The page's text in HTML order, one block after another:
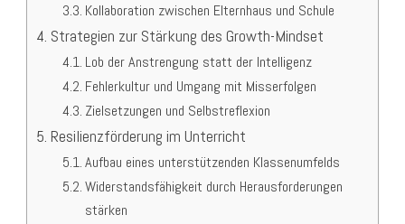
Kollaboration zwischen Elternhaus und Schule
Strategien zur Stärkung des Growth-Mindset
Lob der Anstrengung statt der Intelligenz
Fehlerkultur und Umgang mit Misserfolgen
Zielsetzungen und Selbstreflexion
Resilienzförderung im Unterricht
Aufbau eines unterstützenden Klassenumfelds
Widerstandsfähigkeit durch Herausforderungen
stärken